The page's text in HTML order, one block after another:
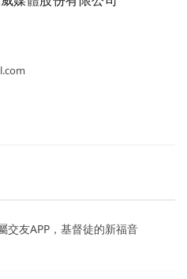
交友APP，基督徒的新福音